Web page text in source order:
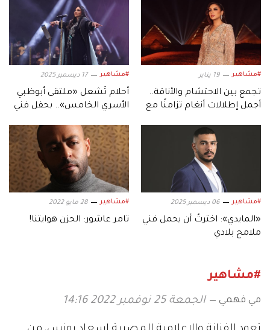
#مشاهير 19 يناير
تجمع بين الاحتشام والأناقة..
أجمل إطلالات أنغام تزامنًا مع
#مشاهير 17 ديسمبر 2025
أحلام تُشعل «ملتقى أبوظبي
الأسري الخامس».. بحفل فني
#مشاهير 06 ديسمبر 2025
«المايدي»: اخترتُ أن يحمل فني
ملامح بلادي
#مشاهير 28 مايو 2022
تامر عاشور: الحزن هوايتنا!
#مشاهير
مي فهمي الجمعة 25 نوفمبر 2022 14:16